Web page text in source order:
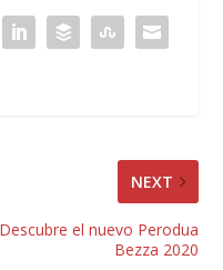
NEXT
Descubre el nuevo Perodua
Bezza 2020